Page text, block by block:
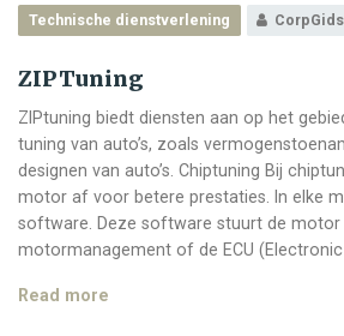
Technische dienstverlening CorpGids
ZIPTuning
ZIPtuning biedt diensten aan op het
tuning van auto’s, zoals
designen van auto’s. Chiptuning Bij
motor af voor betere prestaties. In elke
software. Deze software stuurt de
motormanagement of de ECU (Electronic
Read more